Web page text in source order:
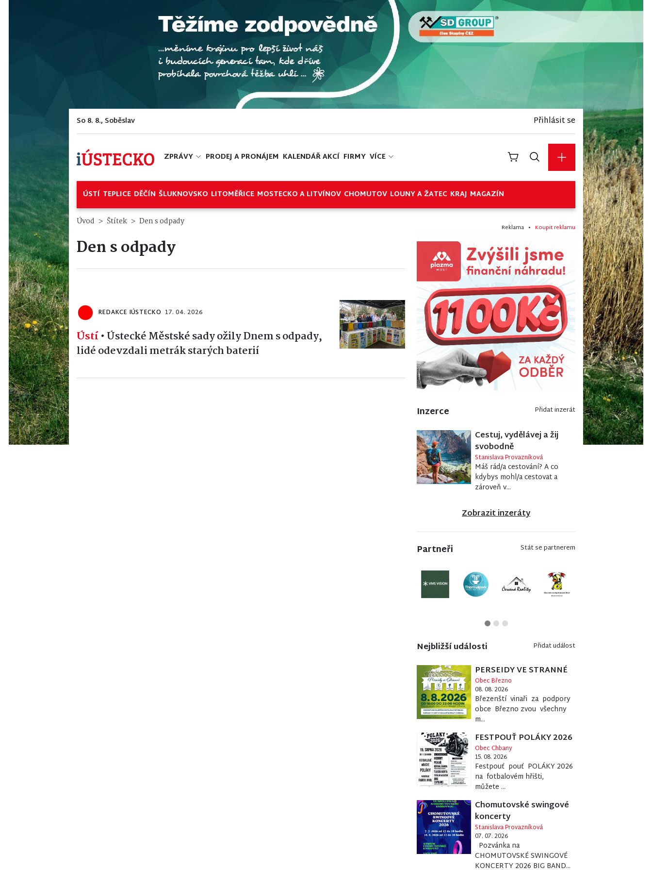
So 8. 8., Soběslav Přihlásit se
ZPRÁVY PRODEJ A PRONÁJEM KALENDÁŘ AKCÍ FIRMY VÍCE
ÚSTÍ TEPLICE DĚČÍN ŠLUKNOVSKO LITOMĚŘICE MOSTECKO A LITVÍNOV CHOMUTOV LOUNY A ŽATEC KRAJ MAGAZÍN
Úvod Štítek Den s odpady
Den s odpady
REDAKCE IÚSTECKO 17. 04. 2026
Ústí• Ústecké Městské sady ožily Dnem s odpady,
lidé odevzdali metrák starých baterií
Reklama • Koupit reklamu
Inzerce Přidat inzerát
Cestuj, vydělávej a žij
svobodně
Stanislava Provazníková
Máš rád/a cestování? A co
kdybys mohl/a cestovat a
zároveň v...
Zobrazit inzeráty
Partneři Stát se partnerem
Nejbližší události Přidat událost
PERSEIDY VE STRANNÉ
Obec Březno
08. 08. 2026
Březenští vinaři za podpory
obce Březno zvou všechny
m...
FESTPOUŤ POLÁKY 2026
Obec Chbany
15. 08. 2026
Festpouť pouť POLÁKY 2026
na fotbalovém hřišti,
můžete ...
Chomutovské swingové
koncerty
Stanislava Provazníková
07. 07. 2026
Pozvánka na
CHOMUTOVSKÉ SWINGOVÉ
KONCERTY 2026 BIG BAND...